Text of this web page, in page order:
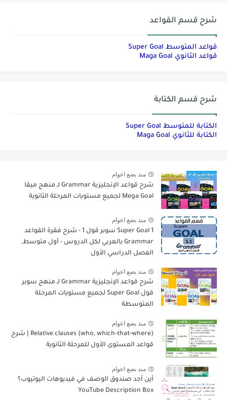
شرح قسم القواعد
قواعد المتوسط Super Goal
قواعد الثانوي Maga Goal
شرح قسم الكتابة
الكتابة للمتوسط Super Goal
الكتابة للثانوي Maga Goal
منذ بضع اعوام
شرح قواعد الإنجليزية Grammar لـ منهج ميقا
Mega Goal لجميع مستويات المرحلة الثانوية
منذ بضع اعوام
Super Goal 1 سوبر قول 1 - شرح فقرة القواعد
Grammar بالعربي لكل الدروس - أول متوسط,
الفصل الدراسي الأول
منذ بضع اعوام
شرح قواعد الإنجليزية Grammar لـ منهج سوبر
قول Super Goal لجميع مستويات المرحلة
المتوسطة
منذ بضع اعوام
Relative clauses (who, which-that-where) | شرح
قواعد المستوى الأول للمرحلة الثانوية
منذ بضع اعوام
أين أجد صندوق الوصف في فيديوهات اليوتيوب؟
YouTube Description Box